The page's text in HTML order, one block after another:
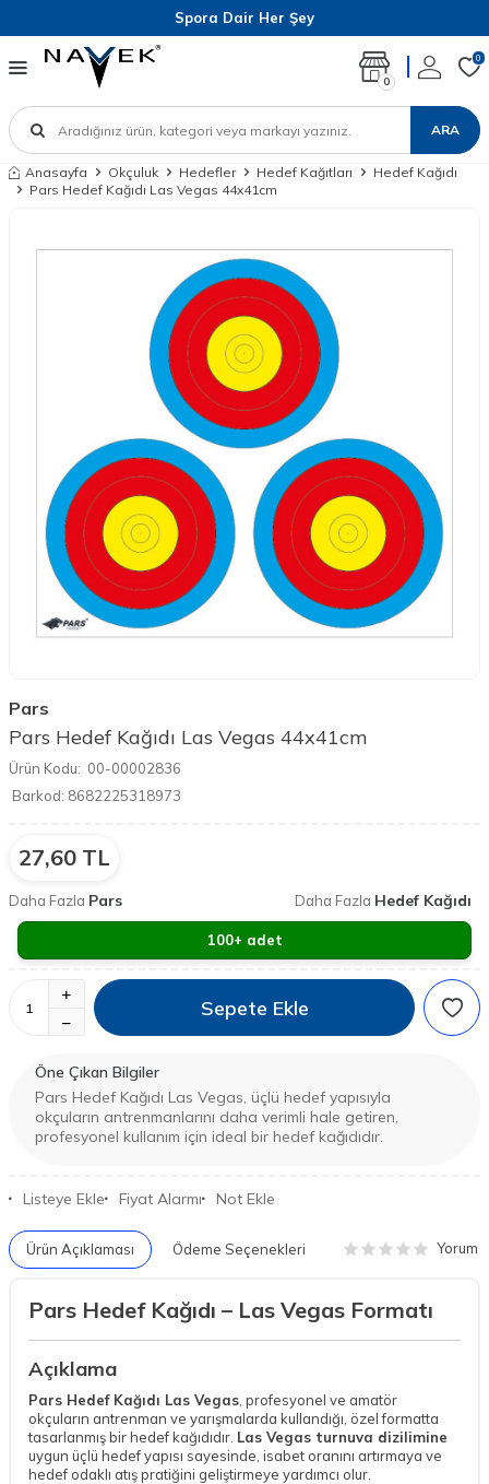
Spora Dair Her Şey
ARA
0
0
Anasayfa Okçuluk Hedefler Hedef Kağıtları
Hedef Kağıdı
Pars Hedef Kağıdı Las Vegas 44x41cm
Pars
Pars Hedef Kağıdı Las Vegas 44x41cm
Ürün Kodu: 00-00002836
Barkod: 8682225318973
27,60 TL
Daha Fazla Pars Daha Fazla Hedef Kağıdı
100+ adet
Sepete Ekle
Öne Çıkan Bilgiler
Pars Hedef Kağıdı Las Vegas, üçlü hedef yapısıyla
okçuların antrenmanlarını daha verimli hale getiren,
profesyonel kullanım için ideal bir hedef kağıdıdır.
Listeye Ekle Fiyat Alarmı Not Ekle
Ürün Açıklaması Ödeme Seçenekleri Yorum
Pars Hedef Kağıdı – Las Vegas Formatı
Açıklama
Pars Hedef Kağıdı Las Vegas , profesyonel ve amatör
okçuların antrenman ve yarışmalarda kullandığı, özel formatta
tasarlanmış bir hedef kağıdıdır. Las Vegas turnuva dizilimine
uygun üçlü hedef yapısı sayesinde, isabet oranını artırmaya ve
hedef odaklı atış pratiğini geliştirmeye yardımcı olur.